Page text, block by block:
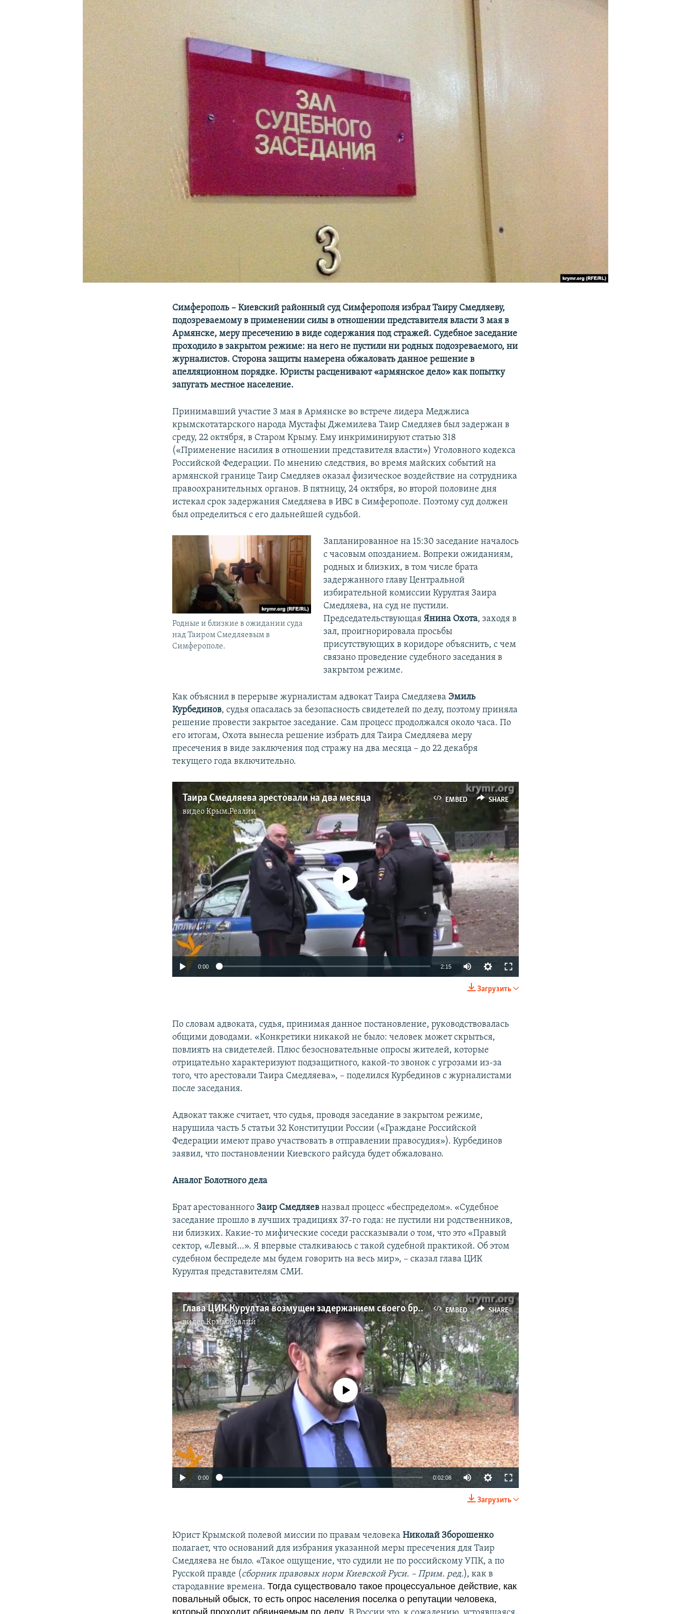
УКРАИНСКАЯ ПРОБЛЕМА КРЫМА
Симферополь – Киевский районный суд Симферополя избрал Таиру Смедляеву,
подозреваемому в применении силы в отношении представителя власти 3 мая в
Армянске, меру пресечению в виде содержания под стражей. Судебное заседание
проходило в закрытом режиме: на него не пустили ни родных подозреваемого, ни
журналистов. Сторона защиты намерена обжаловать данное решение в
апелляционном порядке. Юристы расценивают «армянское дело» как попытку
запугать местное население.
Принимавший участие 3 мая в Армянске во встрече лидера Меджлиса
крымскотатарского народа Мустафы Джемилева Таир Смедляев был задержан в
среду, 22 октября, в Старом Крыму. Ему инкриминируют статью 318
(«Применение насилия в отношении представителя власти») Уголовного кодекса
Российской Федерации. По мнению следствия, во время майских событий на
армянской границе Таир Смедляев оказал физическое воздействие на сотрудника
правоохранительных органов. В пятницу, 24 октября, во второй половине дня
истекал срок задержания Смедляева в ИВС в Симферополе. Поэтому суд должен
был определиться с его дальнейшей судьбой.
Родные и близкие в ожидании суда
над Таиром Смедляевым в
Симферополе.
Запланированное на 15:30 заседание началось
с часовым опозданием. Вопреки ожиданиям,
родных и близких, в том числе брата
задержанного главу Центральной
избирательной комиссии Курултая Заира
Смедляева, на суд не пустили.
Председательствующая Янина Охота, заходя в
зал, проигнорировала просьбы
присутствующих в коридоре объяснить, с чем
связано проведение судебного заседания в
закрытом режиме.
Как объяснил в перерыве журналистам адвокат Таира Смедляева Эмиль
Курбединов, судья опасалась за безопасность свидетелей по делу, поэтому приняла
решение провести закрытое заседание. Сам процесс продолжался около часа. По
его итогам, Охота вынесла решение избрать для Таира Смедляева меру
пресечения в виде заключения под стражу на два месяца – до 22 декабря
текущего года включительно.
EMBED SHARE
Таира Смедляева арестовали на два месяца
видеоКрым.Реалии
SHARE
No media source currently available
0:00 2:15
Загрузить
По словам адвоката, судья, принимая данное постановление, руководствовалась
общими доводами. «Конкретики никакой не было: человек может скрыться,
повлиять на свидетелей. Плюс безосновательные опросы жителей, которые
отрицательно характеризуют подзащитного, какой-то звонок с угрозами из-за
того, что арестовали Таира Смедляева», – поделился Курбединов с журналистами
после заседания.
Адвокат также считает, что судья, проводя заседание в закрытом режиме,
нарушила часть 5 статьи 32 Конституции России («Граждане Российской
Федерации имеют право участвовать в отправлении правосудия»). Курбединов
заявил, что постановлении Киевского райсуда будет обжаловано.
Аналог Болотного дела
Брат арестованного Заир Смедляев назвал процесс «беспределом». «Судебное
заседание прошло в лучших традициях 37-го года: не пустили ни родственников,
ни близких. Какие-то мифические соседи рассказывали о том, что это «Правый
сектор, «Левый…». Я впервые сталкиваюсь с такой судебной практикой. Об этом
судебном беспределе мы будем говорить на весь мир», – сказал глава ЦИК
Курултая представителям СМИ.
EMBED SHARE
Глава ЦИК Курултая возмущен задержанием своего брата
видеоКрым.Реалии
SHARE
No media source currently available
0:00 0:02:08
Загрузить
Юрист Крымской полевой миссии по правам человекаНиколай Зборошенко
полагает, что оснований для избрания указанной меры пресечения для Таир
Смедляева не было. «Такое ощущение, что судили не по российскому УПК, а по
Русской правде (сборник правовых норм Киевской Руси. – Прим. ред.), как в
стародавние времена.Тогда существовало такое процессуальное действие, как
повальный обыск, то есть опрос населения поселка о репутации человека,
который проходит обвиняемым по делу